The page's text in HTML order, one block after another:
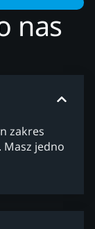
nas
zakres
jedno